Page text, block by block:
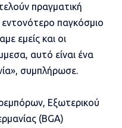
πραγματική
παγκόσμιο
εμείς και οι
αυτό είναι ένα
συμπλήρωσε.
Εξωτερικού
(BGA)